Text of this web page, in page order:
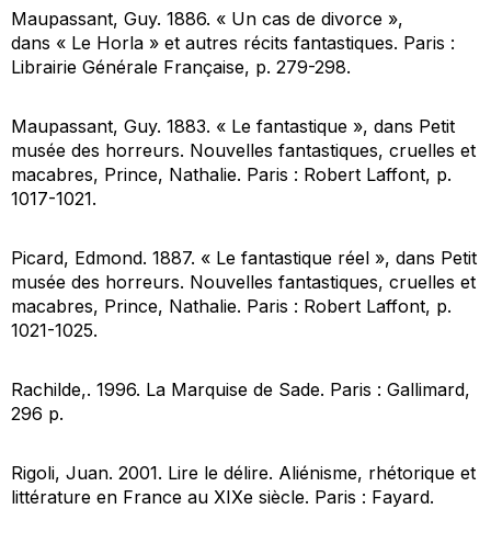
Maupassant, Guy. 1886. « Un cas de divorce »,
dans « Le Horla » et autres récits fantastiques. Paris :
Librairie Générale Française, p. 279-298.
Maupassant, Guy. 1883. « Le fantastique », dans Petit
musée des horreurs. Nouvelles fantastiques, cruelles et
macabres, Prince, Nathalie. Paris : Robert Laffont, p.
1017-1021.
Picard, Edmond. 1887. « Le fantastique réel », dans Petit
musée des horreurs. Nouvelles fantastiques, cruelles et
macabres, Prince, Nathalie. Paris : Robert Laffont, p.
1021-1025.
Rachilde,. 1996. La Marquise de Sade. Paris : Gallimard,
296 p.
Rigoli, Juan. 2001. Lire le délire. Aliénisme, rhétorique et
littérature en France au XIXe siècle. Paris : Fayard.